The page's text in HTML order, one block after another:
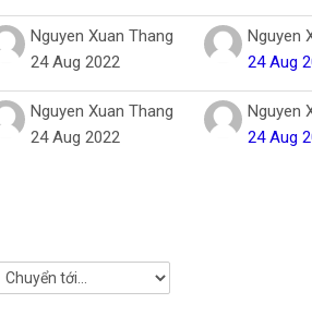
Nguyen Xuan Thang
24 Aug 2022
Nguyen
24 Aug
Nguyen Xuan Thang
24 Aug 2022
Nguyen
24 Aug
Chuyển tới...